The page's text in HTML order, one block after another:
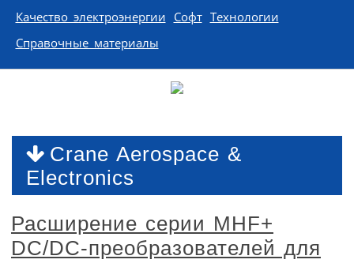
Качество электроэнергии Софт Технологии
Справочные материалы
Crane Aerospace &
Electronics
Расширение серии MHF+
DC/DC-преобразователей для